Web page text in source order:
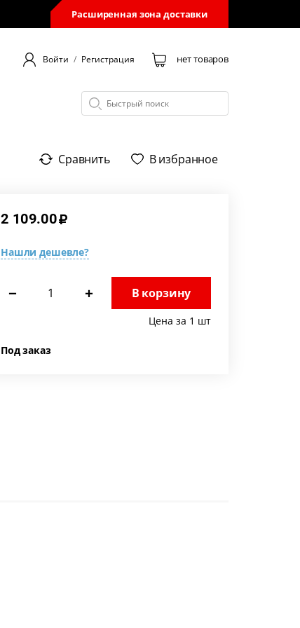
Расширенная зона доставки
Войти / Регистрация нет товаров
Сравнить В избранное
2 109.00
Нашли дешевле?
− + В корзину
Цена за 1 шт
Под заказ